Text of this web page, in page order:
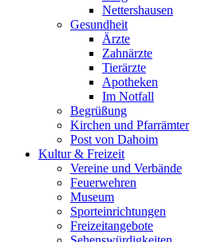
Nettershausen
Gesundheit
Ärzte
Zahnärzte
Tierärzte
Apotheken
Im Notfall
Begrüßung
Kirchen und Pfarrämter
Post von Dahoim
Kultur & Freizeit
Vereine und Verbände
Feuerwehren
Museum
Sporteinrichtungen
Freizeitangebote